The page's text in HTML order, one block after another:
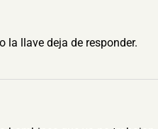
la llave deja de responder.